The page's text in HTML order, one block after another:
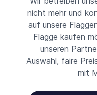
nicht mehr und
auf unsere
Flagge kaufen
unseren
Auswahl, faire
mit